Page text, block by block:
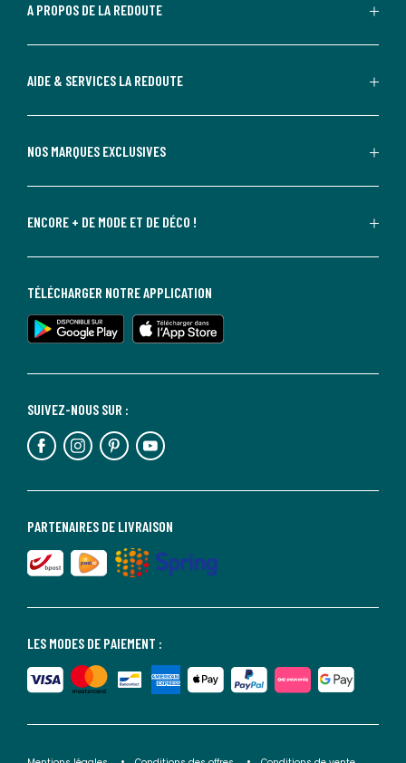
A PROPOS DE LA REDOUTE
AIDE & SERVICES LA REDOUTE
NOS MARQUES EXCLUSIVES
ENCORE + DE MODE ET DE DÉCO !
LES MODES DE PAIEMENT :
PARTENAIRES DE LIVRAISON
SUIVEZ-NOUS SUR :
TÉLÉCHARGER NOTRE APPLICATION